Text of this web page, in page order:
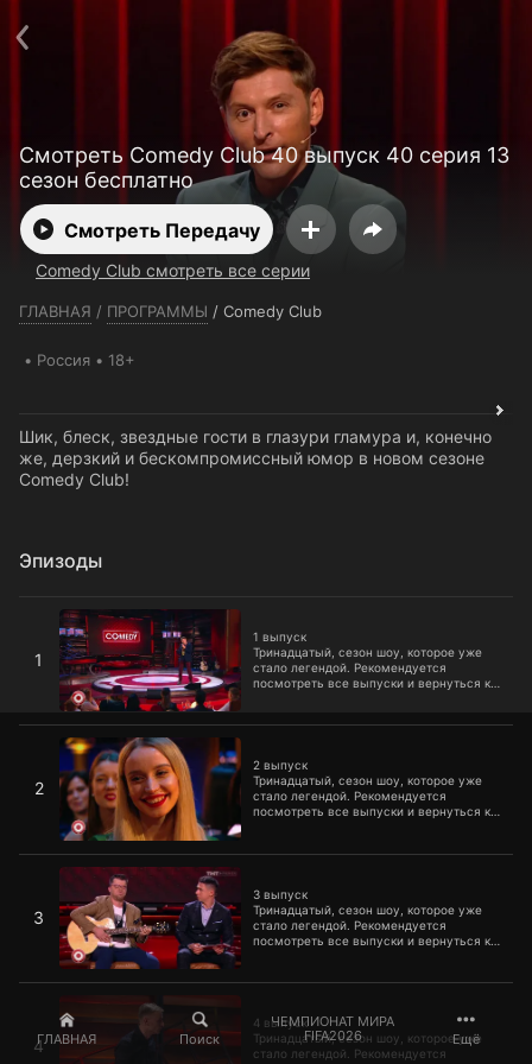
ГЛАВНАЯ Поиск
ЧЕМПИОНАТ МИРА
FIFA2026
Ещё
Смотреть Comedy Club 40 выпуск 40 серия 13
сезон бесплатно
Смотреть Передачу
Comedy Club смотреть все серии
ГЛАВНАЯ / ПРОГРАММЫ / Comedy Club
Россия 18+
Шик, блеск, звездные гости в глазури гламура и, конечно
же, дерзкий и бескомпромиссный юмор в новом сезоне
Comedy Club!
Эпизоды
1
1 выпуск
Тринадцатый, сезон шоу, которое уже
стало легендой. Рекомендуется
посмотреть все выпуски и вернуться к
организме.
2
2 выпуск
Тринадцатый, сезон шоу, которое уже
стало легендой. Рекомендуется
посмотреть все выпуски и вернуться к
организме.
2 выпуск
3
3 выпуск
Тринадцатый, сезон шоу, которое уже
стало легендой. Рекомендуется
посмотреть все выпуски и вернуться к
организме.
3 выпуск
4
4 выпуск
Тринадцатый, сезон шоу, которое уже
стало легендой. Рекомендуется
Пользовательское соглашение
Политика конфиденциальности
Открыть приложение